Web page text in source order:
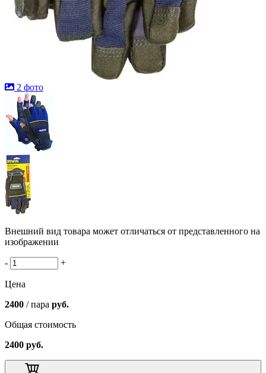
2 фото
Внешний вид товара может отличаться от представленного на
изображении
- +
Цена
2400 / пара руб.
Общая стоимость
2400 руб.